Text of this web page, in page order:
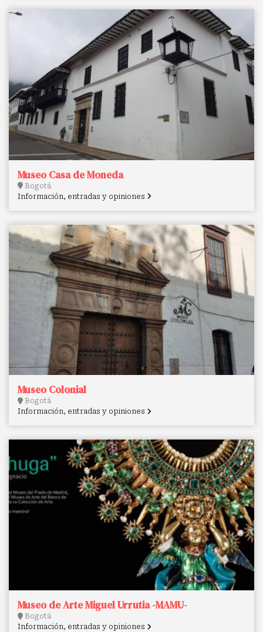
Museo Casa de Moneda
Bogotá
Información, entradas y opiniones
Museo Colonial
Bogotá
Información, entradas y opiniones
Museo de Arte Miguel Urrutia -MAMU-
Bogotá
Información, entradas y opiniones